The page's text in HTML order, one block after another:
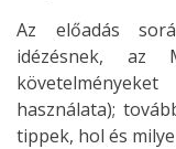
Az előadás
idézésnek, az
használata);
tippek, hol és